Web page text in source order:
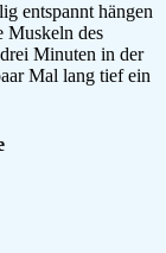
entspannt hängen
Muskeln des
Minuten in der
Mal lang tief ein